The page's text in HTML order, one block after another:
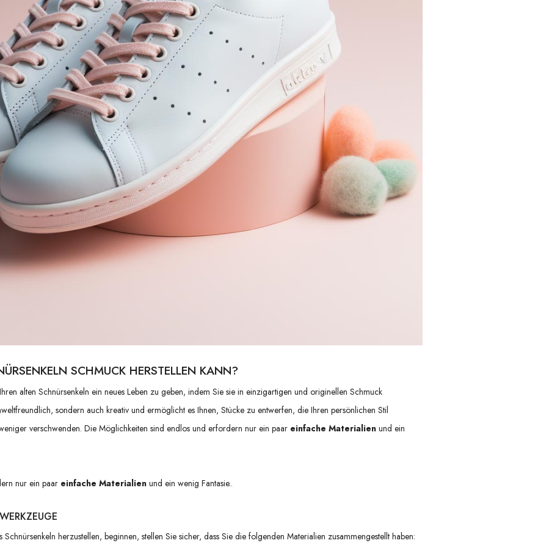
SCHMUCK HERSTELLEN KANN?
alten Schnürsenkeln ein neues Leben zu geben, indem Sie sie in einzigartigen und originellen Schmuck
sondern auch kreativ und ermöglicht es Ihnen, Stücke zu entwerfen, die Ihren persönlichen Stil
verschwenden. Die Möglichkeiten sind endlos und erfordern nur ein paar einfache Materialien und ein
nur ein paar einfache Materialien und ein wenig Fantasie..
herzustellen, beginnen, stellen Sie sicher, dass Sie die folgenden Materialien zusammengestellt haben: